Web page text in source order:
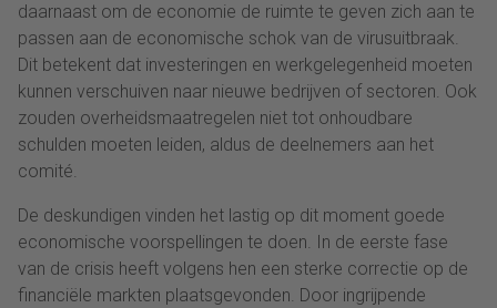
daarnaast om de economie de ruimte te geven zich aan te
passen aan de economische schok van de virusuitbraak.
Dit betekent dat investeringen en werkgelegenheid moeten
kunnen verschuiven naar nieuwe bedrijven of sectoren. Ook
zouden overheidsmaatregelen niet tot onhoudbare
schulden moeten leiden, aldus de deelnemers aan het
comité.
De deskundigen vinden het lastig op dit moment goede
economische voorspellingen te doen. In de eerste fase
van de crisis heeft volgens hen een sterke correctie op de
financiële markten plaatsgevonden. Door ingrijpende